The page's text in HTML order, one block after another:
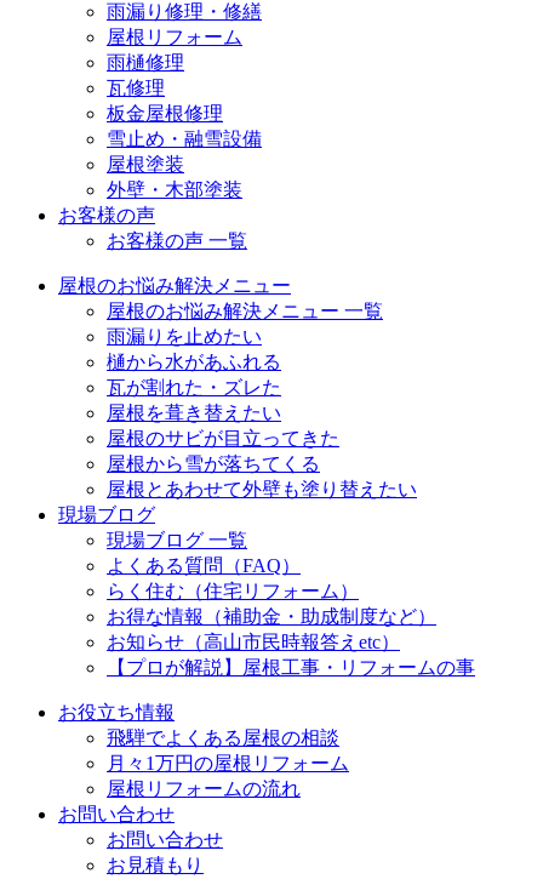
雨漏り修理・修繕
屋根リフォーム
雨樋修理
瓦修理
板金屋根修理
雪止め・融雪設備
屋根塗装
外壁・木部塗装
お客様の声
お客様の声 一覧
屋根のお悩み解決メニュー
屋根のお悩み解決メニュー 一覧
雨漏りを止めたい
樋から水があふれる
瓦が割れた・ズレた
屋根を葺き替えたい
屋根のサビが目立ってきた
屋根から雪が落ちてくる
屋根とあわせて外壁も塗り替えたい
現場ブログ
現場ブログ 一覧
よくある質問（FAQ）
らく住む（住宅リフォーム）
お得な情報（補助金・助成制度など）
お知らせ（高山市民時報答えetc）
【プロが解説】屋根工事・リフォームの事
お役立ち情報
飛騨でよくある屋根の相談
月々1万円の屋根リフォーム
屋根リフォームの流れ
お問い合わせ
お問い合わせ
お見積もり